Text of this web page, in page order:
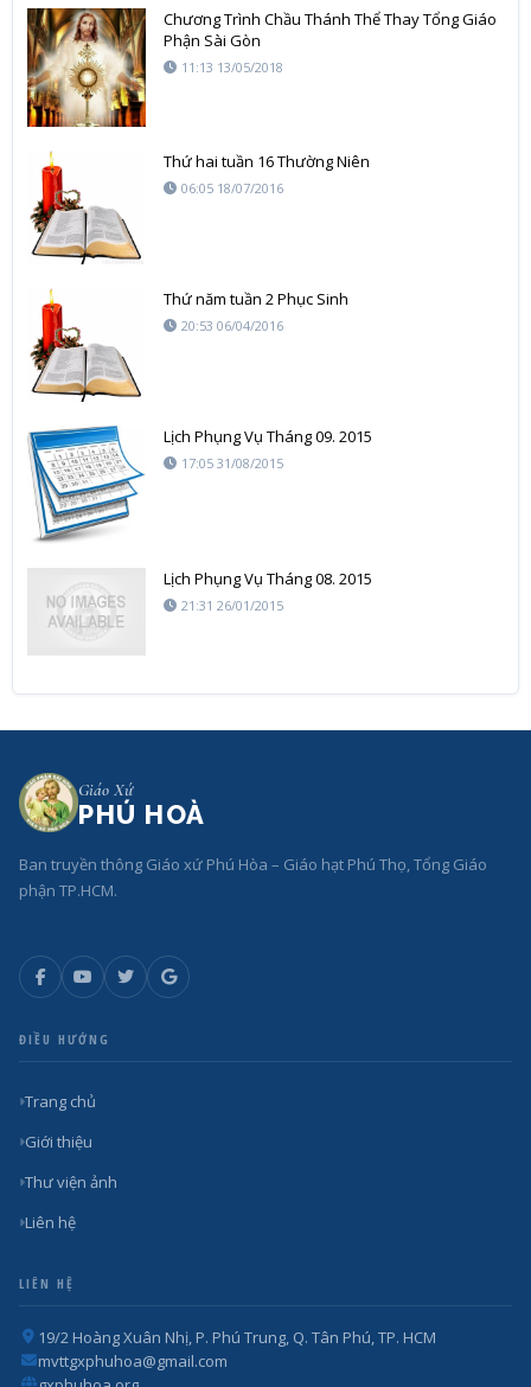
Chương Trình Chầu Thánh Thể Thay Tổng Giáo
Phận Sài Gòn
11:13 13/05/2018
Thứ hai tuần 16 Thường Niên
06:05 18/07/2016
Thứ năm tuần 2 Phục Sinh
20:53 06/04/2016
Lịch Phụng Vụ Tháng 09. 2015
17:05 31/08/2015
Lịch Phụng Vụ Tháng 08. 2015
21:31 26/01/2015
Giáo Xứ
PHÚ HOÀ
Ban truyền thông Giáo xứ Phú Hòa – Giáo hạt Phú Thọ, Tổng Giáo
phận TP.HCM.
ĐIỀU HƯỚNG
Trang chủ
Giới thiệu
Thư viện ảnh
Liên hệ
LIÊN HỆ
19/2 Hoàng Xuân Nhị, P. Phú Trung, Q. Tân Phú, TP. HCM
mvttgxphuhoa@gmail.com